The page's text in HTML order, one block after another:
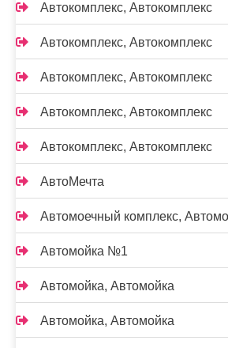
Автокомплекс, Автокомплекс
Автокомплекс, Автокомплекс
Автокомплекс, Автокомплекс
Автокомплекс, Автокомплекс
Автокомплекс, Автокомплекс
АвтоМечта
Автомоечный комплекс,
Автомойка №1
Автомойка, Автомойка
Автомойка, Автомойка